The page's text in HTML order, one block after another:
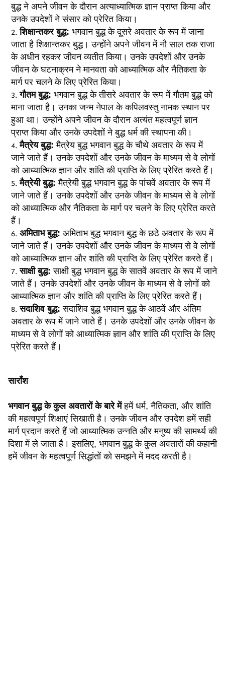
बुद्ध ने अपने जीवन के दौरान अत्याध्यात्मिक ज्ञान प्राप्त किया और
उनके उपदेशों ने संसार को प्रेरित किया।
शिक्षान्तकर बुद्ध: भगवान बुद्ध के दूसरे अवतार के रूप में जाना
जाता है शिक्षान्तकर बुद्ध। उन्होंने अपने जीवन में नौ साल तक राजा
के अधीन रहकर जीवन व्यतीत किया। उनके उपदेशों और उनके
जीवन के घटनाक्रम ने मानवता को आध्यात्मिक और नैतिकता के
मार्ग पर चलने के लिए प्रेरित किया।
गौतम बुद्ध: भगवान बुद्ध के तीसरे अवतार के रूप में गौतम बुद्ध को
माना जाता है। उनका जन्म नेपाल के कपिलवस्तु नामक स्थान पर
हुआ था। उन्होंने अपने जीवन के दौरान अत्यंत महत्वपूर्ण ज्ञान
प्राप्त किया और उनके उपदेशों ने बुद्ध धर्म की स्थापना की।
मैत्रेय बुद्ध: मैत्रेय बुद्ध भगवान बुद्ध के चौथे अवतार के रूप में
जाने जाते हैं। उनके उपदेशों और उनके जीवन के माध्यम से वे लोगों
को आध्यात्मिक ज्ञान और शांति की प्राप्ति के लिए प्रेरित करते हैं।
मैत्रेयी बुद्ध: मैत्रेयी बुद्ध भगवान बुद्ध के पांचवें अवतार के रूप में
जाने जाते हैं। उनके उपदेशों और उनके जीवन के माध्यम से वे लोगों
को आध्यात्मिक और नैतिकता के मार्ग पर चलने के लिए प्रेरित करते
हैं।
अमिताभ बुद्ध: अमिताभ बुद्ध भगवान बुद्ध के छठे अवतार के रूप में
जाने जाते हैं। उनके उपदेशों और उनके जीवन के माध्यम से वे लोगों
को आध्यात्मिक ज्ञान और शांति की प्राप्ति के लिए प्रेरित करते हैं।
साक्षी बुद्ध: साक्षी बुद्ध भगवान बुद्ध के सातवें अवतार के रूप में जाने
जाते हैं। उनके उपदेशों और उनके जीवन के माध्यम से वे लोगों को
आध्यात्मिक ज्ञान और शांति की प्राप्ति के लिए प्रेरित करते हैं।
सदाशिव बुद्ध: सदाशिव बुद्ध भगवान बुद्ध के आठवें और अंतिम
अवतार के रूप में जाने जाते हैं। उनके उपदेशों और उनके जीवन के
माध्यम से वे लोगों को आध्यात्मिक ज्ञान और शांति की प्राप्ति के लिए
प्रेरित करते हैं।
साराँश
भगवान बुद्ध के कुल अवतारों के बारे मेंहमें धर्म, नैतिकता, और शांति
की महत्वपूर्ण शिक्षाएं सिखाती है। उनके जीवन और उपदेश हमें सही
मार्ग प्रदान करते हैं जो आध्यात्मिक उन्नति और मनुष्य की सामर्थ्य की
दिशा में ले जाता है। इसलिए, भगवान बुद्ध के कुल अवतारों की कहानी
हमें जीवन के महत्वपूर्ण सिद्धांतों को समझने में मदद करती है।